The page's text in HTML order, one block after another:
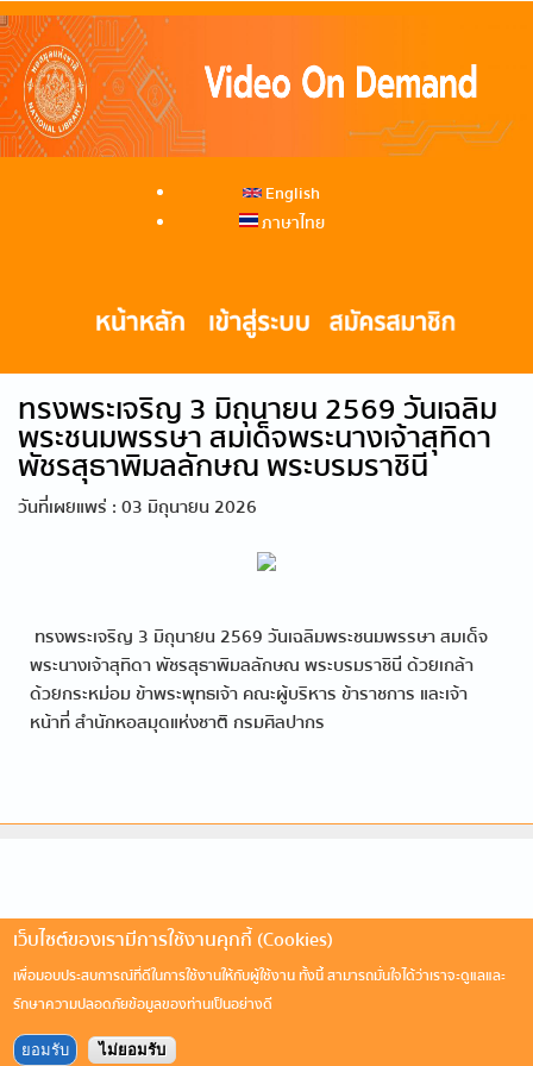
English
ภาษาไทย
ทรงพระเจริญ 3 มิถุนายน 2569 วันเฉลิม
พระชนมพรรษา สมเด็จพระนางเจ้าสุทิดา
พัชรสุธาพิมลลักษณ พระบรมราชินี
วันที่เผยแพร่ : 03 มิถุนายน 2026
ทรงพระเจริญ 3 มิถุนายน 2569 วันเฉลิมพระชนมพรรษา สมเด็จ
พระนางเจ้าสุทิดา พัชรสุธาพิมลลักษณ พระบรมราชินี ด้วยเกล้า
ด้วยกระหม่อม ข้าพระพุทธเจ้า​ คณะผู้บริหาร ข้าราชการ​ และเจ้า​
หน้าที่​ สำนัก​หอสมุด​แห่งชาติ​ กรมศิลปากร
เว็บไซต์ของเรามีการใช้งานคุกกี้ (Cookies)
เพื่อมอบประสบการณ์ที่ดีในการใช้งานให้กับผู้ใช้งาน ทั้งนี้ สามารถมั่นใจได้ว่าเราจะดูแลและ
รักษาความปลอดภัยข้อมูลของท่านเป็นอย่างดี
ยอมรับ ไม่ยอมรับ